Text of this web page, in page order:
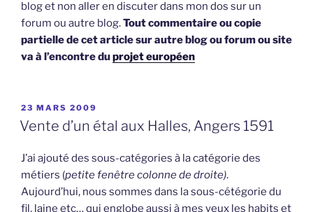
blog et non aller en discuter dans mon dos sur un
forum ou autre blog.Tout commentaire ou copie
partielle de cet article sur autre blog ou forum ou site
va à l’encontre duprojet européen
PUBLIÉ
LE
23 MARS 2009
Vente d’un étal aux Halles, Angers 1591
J’ai ajouté des sous-catégories à la catégorie des
métiers (petite fenêtre colonne de droite).
Aujourd’hui, nous sommes dans la sous-cétégorie du
fil, laine etc… qui englobe aussi à mes yeux les habits et